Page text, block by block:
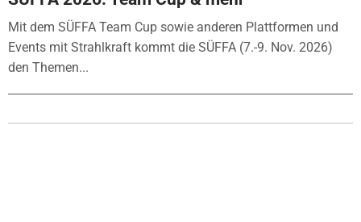
Mit dem SÜFFA Team Cup sowie anderen Plattformen und
Events mit Strahlkraft kommt die SÜFFA (7.-9. Nov. 2026)
den Themen...